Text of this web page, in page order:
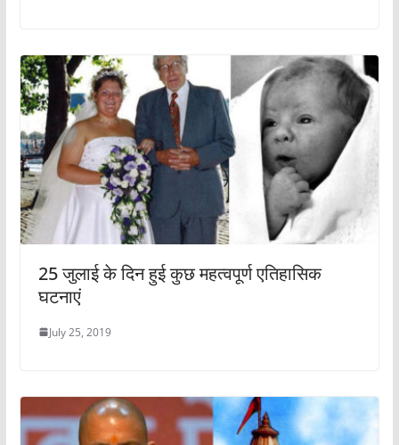
25 जुलाई के दिन हुई कुछ महत्वपूर्ण एतिहासिक
घटनाएं
July 25, 2019